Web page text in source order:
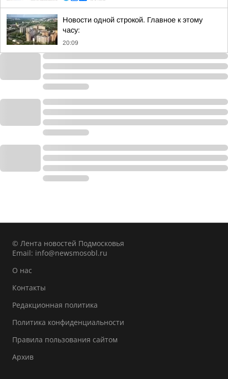
Новости одной строкой. Главное к этому
часу:
20:09
© Лента новостей Подмосковья
Email: info@newsmosobl.ru
О нас
Контакты
Редакционная политика
Политика конфиденциальности
Правила пользования сайтом
Архив